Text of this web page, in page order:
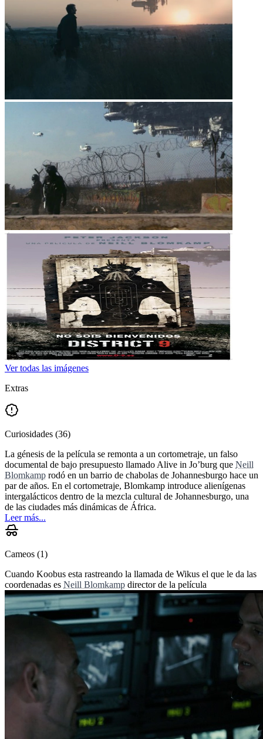
Ver todas las imágenes
Extras
Curiosidades (36)
La génesis de la película se remonta a un cortometraje, un falso
documental de bajo presupuesto llamado Alive in Jo’burg que Neill
Blomkamp rodó en un barrio de chabolas de Johannesburgo hace un
par de años. En el cortometraje, Blomkamp introduce alienígenas
intergalácticos dentro de la mezcla cultural de Johannesburgo, una
de las ciudades más dinámicas de África.
Leer más...
Cameos (1)
Cuando Koobus esta rastreando la llamada de Wikus el que le da las
coordenadas es Neill Blomkamp director de la película